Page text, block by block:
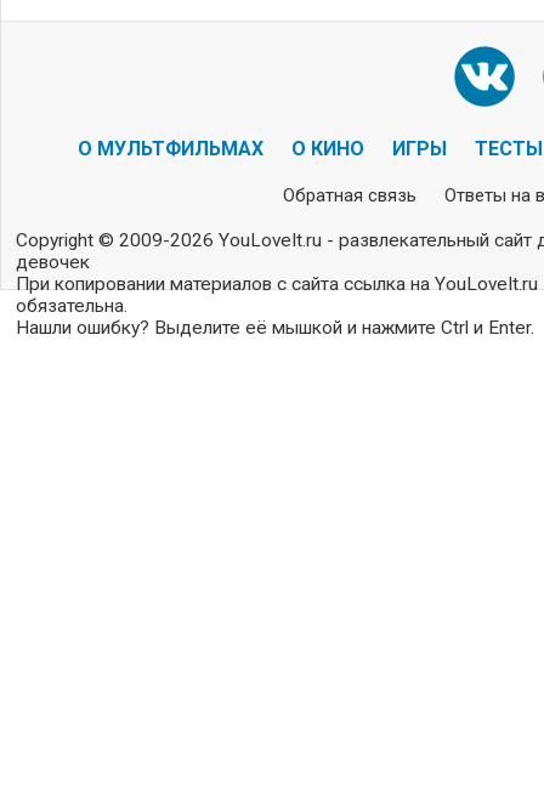
О МУЛЬТФИЛЬМАХ О КИНО ИГРЫ ТЕСТЫ
Обратная связь Ответы на
Copyright © 2009-2026 YouLoveIt.ru - развлекательный сайт
девочек
При копировании материалов с сайта ссылка на YouLoveIt.ru
обязательна.
Нашли ошибку? Выделите её мышкой и нажмите Ctrl и Enter.